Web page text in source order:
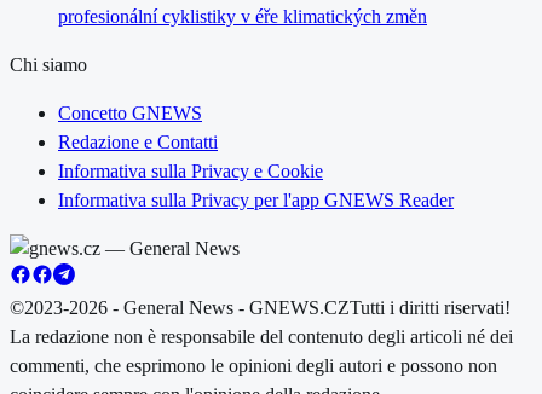
profesionální cyklistiky v éře klimatických změn
Chi siamo
Concetto GNEWS
Redazione e Contatti
Informativa sulla Privacy e Cookie
Informativa sulla Privacy per l'app GNEWS Reader
©2023-2026 - General News - GNEWS.CZTutti i diritti riservati!
La redazione non è responsabile del contenuto degli articoli né dei
commenti, che esprimono le opinioni degli autori e possono non